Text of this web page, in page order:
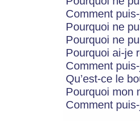
Comment
Pourquoi ne
Pourquoi ne
Pourquoi ai-je
Comment
Qu’est-ce le
Pourquoi mon
Comment